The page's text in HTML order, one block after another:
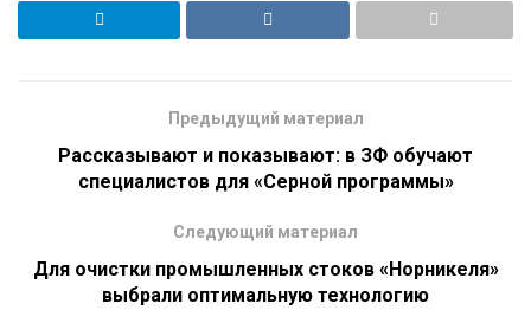
Предыдущий материал
Рассказывают и показывают: в ЗФ обучают
специалистов для «Серной программы»
Следующий материал
Для очистки промышленных стоков «Норникеля»
выбрали оптимальную технологию